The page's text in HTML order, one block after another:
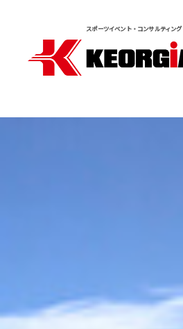
スポーツイベント・コンサルティング